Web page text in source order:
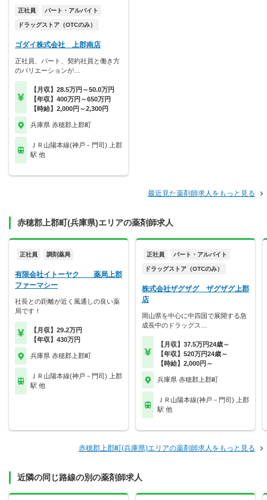
正社員 パート・アルバイト
ドラッグストア（OTCのみ）
ゴダイ株式会社 上郡南店
正社員、パート、契約社員と働き方
のバリエーションが…
【月収】28.5万円～50.0万円
【年収】400万円～650万円
【時給】2,000円～2,300円
兵庫県 赤穂郡上郡町
ＪＲ山陽本線(神戸－門司) 上郡
駅 他
最近見た薬剤師求人をもっと見る
赤穂郡上郡町(兵庫県)エリアの薬剤師求人
正社員 調剤薬局
有限会社イトーヤク 薬局上郡
ファーマシー
社長との距離が近く風通しの良い薬
局です！
【月収】29.2万円
【年収】430万円
兵庫県 赤穂郡上郡町
ＪＲ山陽本線(神戸－門司) 上郡
駅 他
正社員 パート・アルバイト
ドラッグストア（OTCのみ）
株式会社ザグザグ ザグザグ上郡
店
岡山県を中心に中四国で展開する急
成長中のドラッグス…
【月収】37.5万円24歳～
【年収】520万円24歳～
【時給】2,000円～
兵庫県 赤穂郡上郡町
ＪＲ山陽本線(神戸－門司) 上郡
駅 他
赤穂郡上郡町(兵庫県)エリアの薬剤師求人をもっと見る
近隣の同じ路線の別の薬剤師求人